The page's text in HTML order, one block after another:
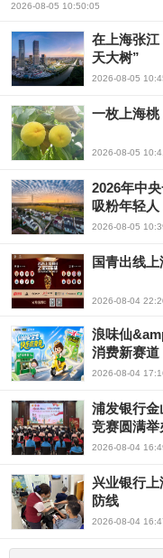
2026-08-05 10:50:05
在上海张
天大树”
2026-08-05
一枚上海桃
2026-08-05
2026年中
吸粉年轻人
2026-08-05
国青出线
2026-08-04
浪味仙
消费新赛道
2026-08-04
浦发银行
竞赛圆满举
2026-08-04
兴业银行
防线
2026-08-04